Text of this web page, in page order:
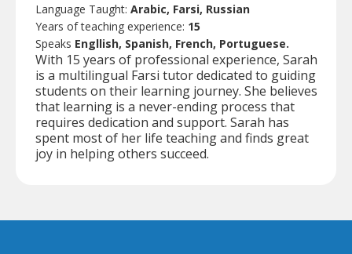
Language Taught: Arabic, Farsi, Russian
Years of teaching experience: 15
Speaks Engllish, Spanish, French, Portuguese.
With 15 years of professional experience, Sarah
is a multilingual Farsi tutor dedicated to guiding
students on their learning journey. She believes
that learning is a never-ending process that
requires dedication and support. Sarah has
spent most of her life teaching and finds great
joy in helping others succeed.